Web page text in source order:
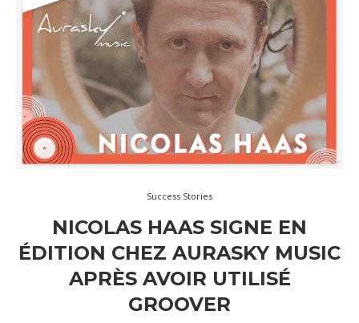
Success Stories
NICOLAS HAAS SIGNE EN
ÉDITION CHEZ AURASKY MUSIC
APRÈS AVOIR UTILISÉ
GROOVER